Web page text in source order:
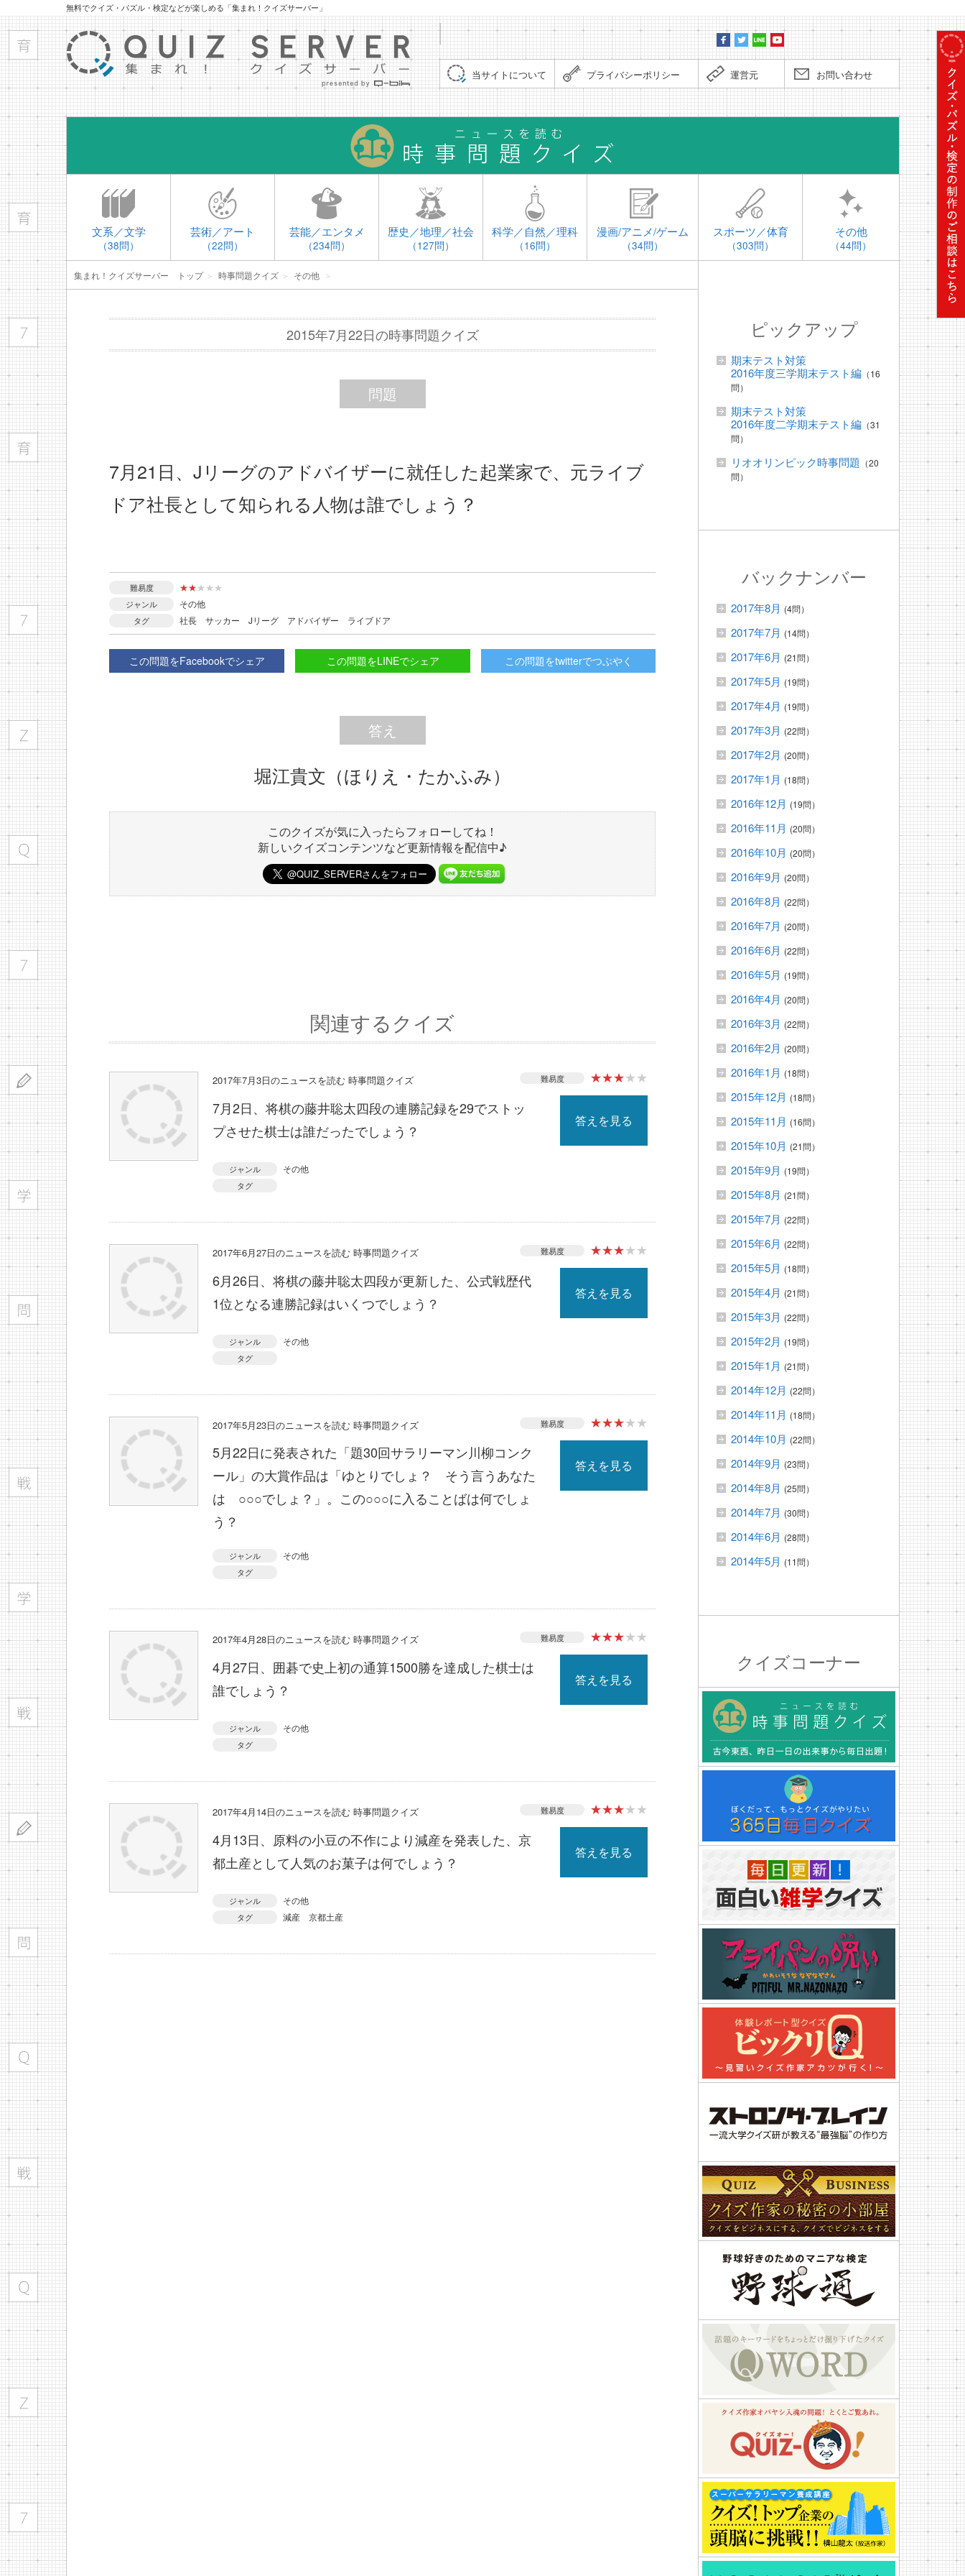
無料でクイズ・パズル・検定などが楽しめる「集まれ！クイズサーバー」
当サイトについて プライバシーポリシー 運営元 お問い合わせ
時事問
文系／文学
（38問）
芸術／アート
（22問）
芸能／エンタメ
（234問）
歴史／地理／社会
（127問）
科学／自然／理科
（16問）
漫画/アニメ/ゲーム
（34問）
スポーツ／体育
（303問）
その他
（44問）
集まれ！クイズサーバー トップ＞ 時事問題クイズ ＞ その他 ＞
2015年7月22日の時事問題クイズ
問題
7月21日、Jリーグのアドバイザーに就任した起業家で、元ライブ
ドア社長として知られる人物は誰でしょう？
難易度 ★★★ ★ ★
ジャンル その他
タグ 社長 サッカー Jリーグ アドバイザー ライブドア
この問題をFacebookでシェア この問題をLINEでシェア この問題をtwitterでつぶやく
答え
堀江貴文（ほりえ・たかふみ）
このクイズが気に入ったらフォローしてね！
新しいクイズコンテンツなど更新情報を配信中♪
関連するクイズ
2017年7月3日のニュースを読む 時事問題クイズ 難易度 ★★★★★
7月2日、将棋の藤井聡太四段の連勝記録を29でストッ
プさせた棋士は誰だったでしょう？
答えを見る
ジャンル その他
タグ
2017年6月27日のニュースを読む 時事問題クイズ 難易度 ★★★★★
6月26日、将棋の藤井聡太四段が更新した、公式戦歴代
1位となる連勝記録はいくつでしょう？
答えを見る
ジャンル その他
タグ
2017年5月23日のニュースを読む 時事問題クイズ 難易度 ★★★★★
5月22日に発表された「題30回サラリーマン川柳コンク
ール」の大賞作品は「ゆとりでしょ？ そう言うあなた
は ○○○でしょ？」。この○○○に入ることばは何でしょ
う？
答えを見る
ジャンル その他
タグ
2017年4月28日のニュースを読む 時事問題クイズ 難易度 ★★★★★
4月27日、囲碁で史上初の通算1500勝を達成した棋士は
誰でしょう？
答えを見る
ジャンル その他
タグ
2017年4月14日のニュースを読む 時事問題クイズ 難易度 ★★★★★
4月13日、原料の小豆の不作により減産を発表した、京
都土産として人気のお菓子は何でしょう？
答えを見る
ジャンル その他
タグ 減産 京都土産
ピックアップ
期末テスト対策
2016年度三学期末テスト編 （16
問）
期末テスト対策
2016年度二学期末テスト編 （31
問）
リオオリンピック時事問題 （20
問）
バックナンバー
2017年8月 (4問）
2017年7月 (14問）
2017年6月 (21問）
2017年5月 (19問）
2017年4月 (19問）
2017年3月 (22問）
2017年2月 (20問）
2017年1月 (18問）
2016年12月 (19問）
2016年11月 (20問）
2016年10月 (20問）
2016年9月 (20問）
2016年8月 (22問）
2016年7月 (20問）
2016年6月 (22問）
2016年5月 (19問）
2016年4月 (20問）
2016年3月 (22問）
2016年2月 (20問）
2016年1月 (18問）
2015年12月 (18問）
2015年11月 (16問）
2015年10月 (21問）
2015年9月 (19問）
2015年8月 (21問）
2015年7月 (22問）
2015年6月 (22問）
2015年5月 (18問）
2015年4月 (21問）
2015年3月 (22問）
2015年2月 (19問）
2015年1月 (21問）
2014年12月 (22問）
2014年11月 (18問）
2014年10月 (22問）
2014年9月 (23問）
2014年8月 (25問）
2014年7月 (30問）
2014年6月 (28問）
2014年5月 (11問）
クイズコーナー